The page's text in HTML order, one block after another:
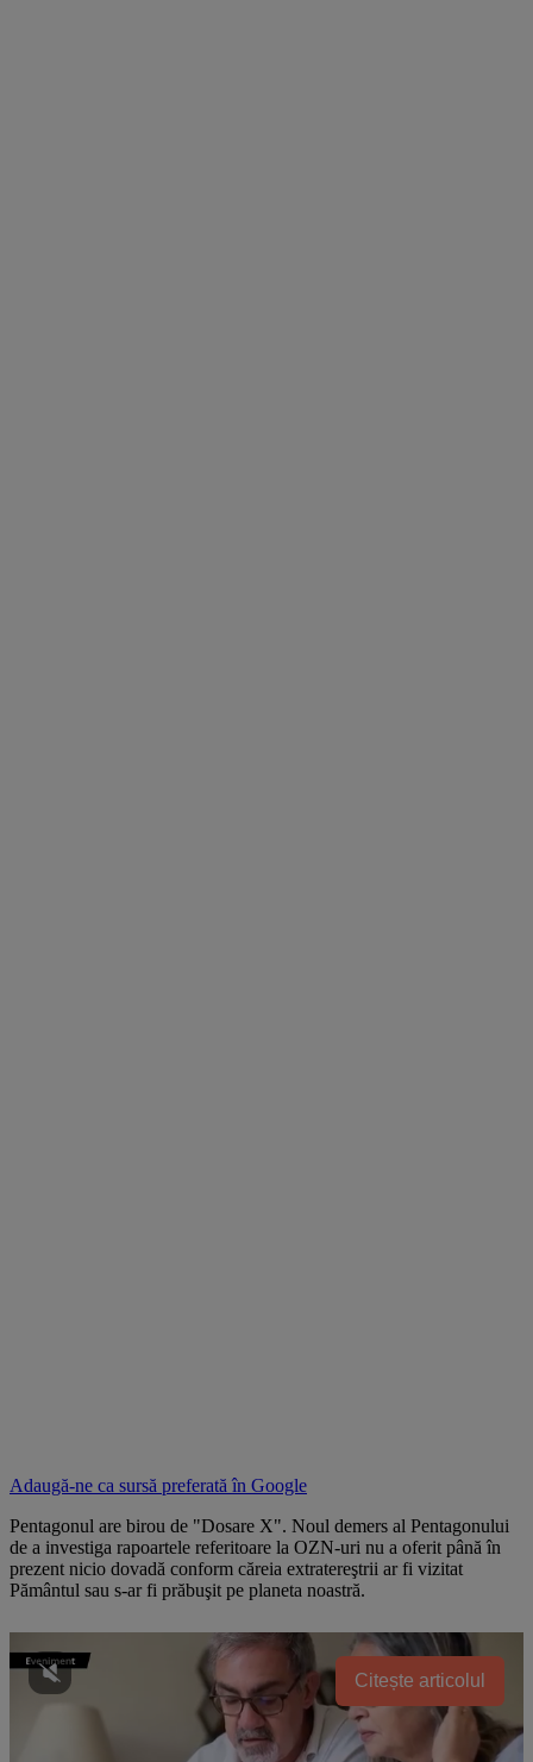
Adaugă-ne ca sursă preferată în Google
Pentagonul are birou de "Dosare X". Noul demers al Pentagonului
de a investiga rapoartele referitoare la OZN-uri nu a oferit până în
prezent nicio dovadă conform căreia extratereştrii ar fi vizitat
Pământul sau s-ar fi prăbuşit pe planeta noastră.
Citește articolul